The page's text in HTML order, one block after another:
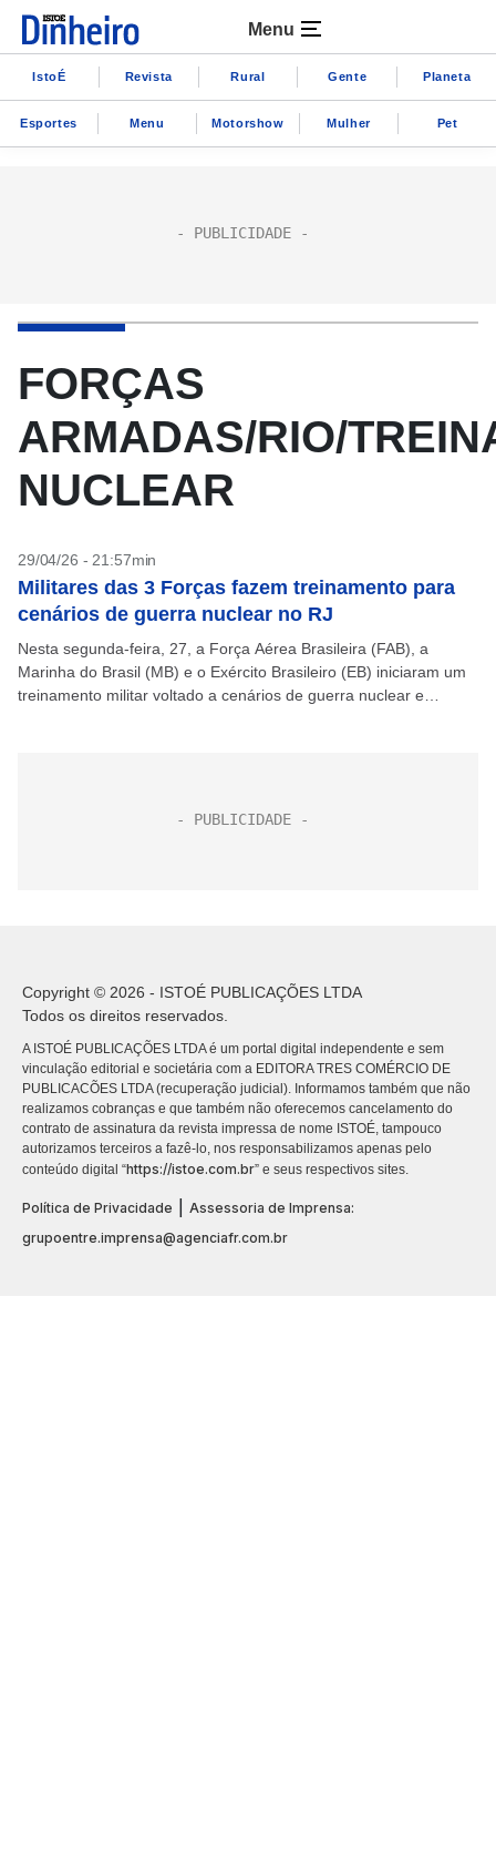
Menu
IstoÉ Revista Rural Gente Planeta
Esportes Menu Motorshow Mulher Pet
FORÇAS
ARMADAS/RIO/
NUCLEAR
29/04/26 - 21:57min
Militares das 3 Forças fazem treinamento para
cenários de guerra nuclear no RJ
Nesta segunda-feira, 27, a Força Aérea Brasileira (FAB), a
Marinha do Brasil (MB) e o Exército Brasileiro (EB) iniciaram um
treinamento militar voltado a cenários de guerra nuclear e
Copyright © 2026 - ISTOÉ PUBLICAÇÕES LTDA
Todos os direitos reservados.
A ISTOÉ PUBLICAÇÕES LTDA é um portal digital independente e sem
vinculação editorial e societária com a EDITORA TRES COMÉRCIO DE
PUBLICACÕES LTDA (recuperação judicial). Informamos também que não
realizamos cobranças e que também não oferecemos cancelamento do
contrato de assinatura da revista impressa de nome ISTOÉ, tampouco
autorizamos terceiros a fazê-lo, nos responsabilizamos apenas pelo
conteúdo digital “https://istoe.com.br” e seus respectivos sites.
Política de Privacidade
Assessoria de Imprensa:
grupoentre.imprensa@agenciafr.com.br